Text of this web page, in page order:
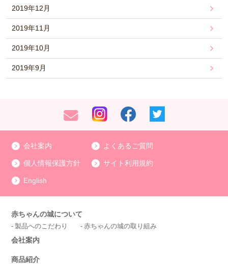
2019年12月
2019年11月
2019年10月
2019年9月
会社案内 よくあるご質問
個人情報保護方針 サイト利用規約
English
赤ちゃんの城について
製品へのこだわり 赤ちゃんの城の取り組み
会社案内
商品紹介